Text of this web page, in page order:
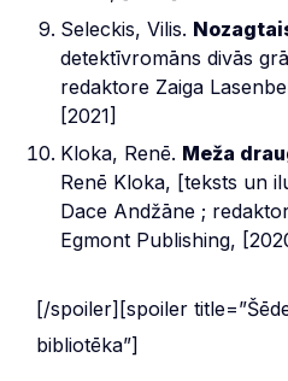
Seleckis, Vilis.
detektīvromāns divās
redaktore Zaiga
[2021]
Kloka, Renē. Meža
Renē Kloka, [teksts un
Dace Andžāne ;
Egmont Publishing,
[/spoiler][spoiler
bibliotēka”]